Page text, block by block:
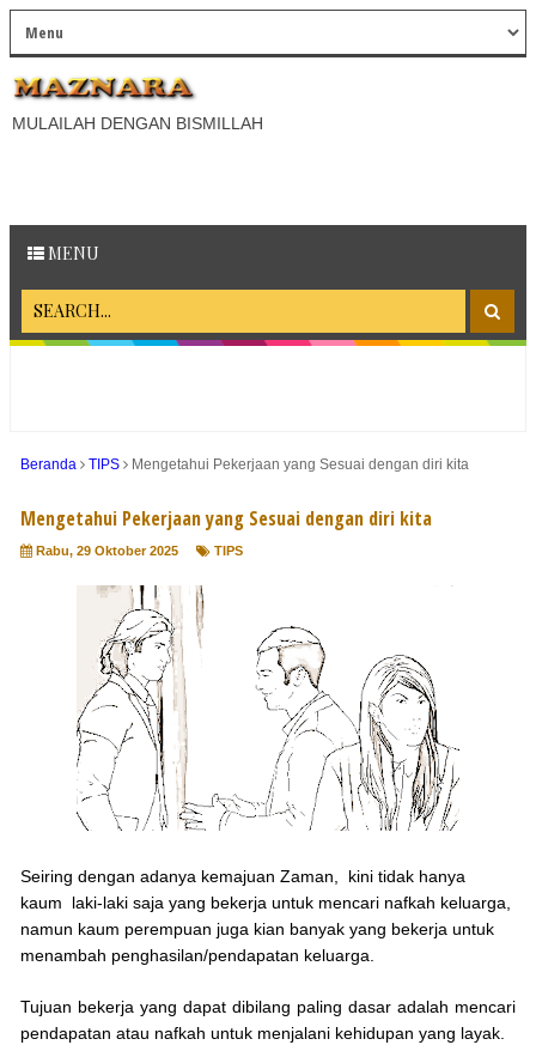
MULAILAH DENGAN BISMILLAH
MENU
Beranda TIPS Mengetahui Pekerjaan yang Sesuai dengan diri kita
Mengetahui Pekerjaan yang Sesuai dengan diri kita
Rabu, 29 Oktober 2025 TIPS
Seiring dengan adanya kemajuan Zaman, kini tidak hanya
kaum laki-laki saja yang bekerja untuk mencari nafkah keluarga,
namun kaum perempuan juga kian banyak yang bekerja untuk
menambah penghasilan/pendapatan keluarga.
Tujuan bekerja yang dapat dibilang paling dasar adalah mencari
pendapatan atau nafkah untuk menjalani kehidupan yang layak.